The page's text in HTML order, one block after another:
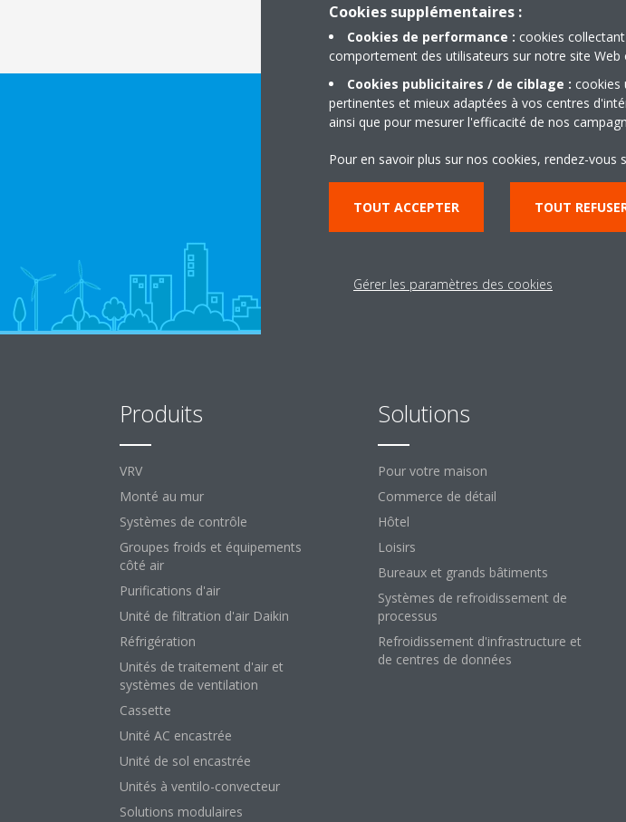
Produits
VRV
Monté au mur
Systèmes de contrôle
Groupes froids et équipements
côté air
Purifications d'air
Unité de filtration d'air Daikin
Réfrigération
Unités de traitement d'air et
systèmes de ventilation
Cassette
Unité AC encastrée
Unité de sol encastrée
Unités à ventilo-convecteur
Solutions modulaires
Solutions
Pour votre maison
Commerce de détail
Hôtel
Loisirs
Bureaux et grands bâtiments
Systèmes de refroidissement de
processus
Refroidissement d'infrastructure et
de centres de données
Cookies supplémentaires :
Cookies de performance : cookies
comportement des utilisateurs sur notre site Web
Cookies publicitaires / de ciblage : cookies
pertinentes et mieux adaptées à vos centres
ainsi que pour mesurer l'efficacité de nos
Pour en savoir plus sur nos cookies, rendez-vous
TOUT ACCEPTER TOUT
Gérer les paramètres des cookies